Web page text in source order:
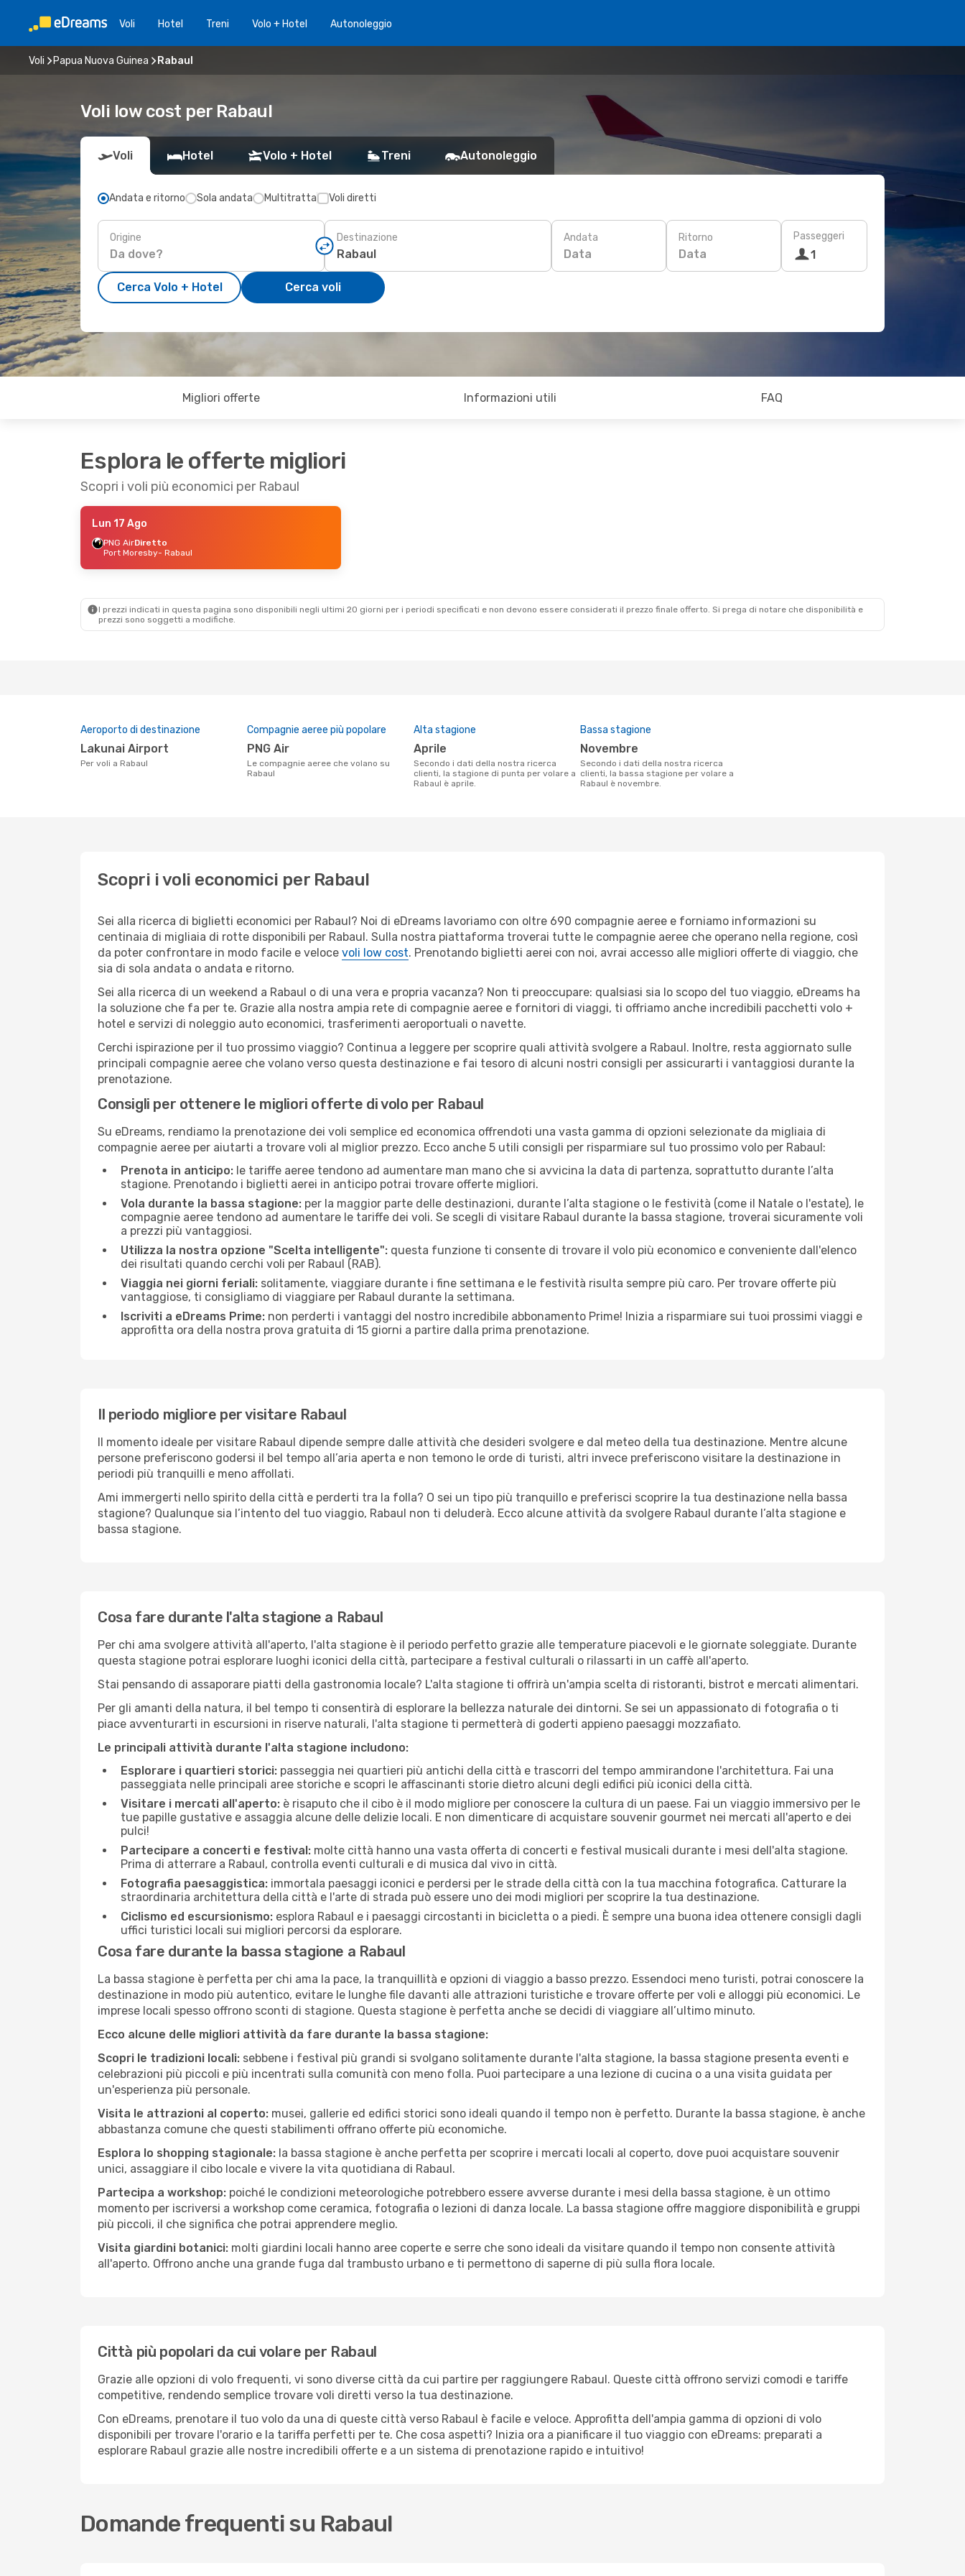
Voli Hotel Treni Volo + Hotel Autonoleggio
Voli Papua Nuova Guinea Rabaul
Voli low cost per Rabaul
Voli Hotel Volo + Hotel Treni Autonoleggio
Andata e ritorno Sola andata Multitratta Voli diretti
Origine Destinazione Andata
Data
Ritorno
Data
Passeggeri
1
Cerca Volo + Hotel Cerca voli
Migliori offerte Informazioni utili FAQ
Esplora le offerte migliori
Scopri i voli più economici per Rabaul
Lun 17 Ago
PNG AirDiretto
Port Moresby- Rabaul
I prezzi indicati in questa pagina sono disponibili negli ultimi 20 giorni per i periodi specificati e non devono essere considerati il ​​prezzo finale offerto. Si prega di notare che disponibilità e
prezzi sono soggetti a modifiche.
Aeroporto di destinazione
Lakunai Airport
Per voli a Rabaul
Compagnie aeree più popolare
PNG Air
Le compagnie aeree che volano su
Rabaul
Alta stagione
aprile
Secondo i dati della nostra ricerca
clienti, la stagione di punta per volare a
Rabaul è aprile.
Bassa stagione
novembre
Secondo i dati della nostra ricerca
clienti, la bassa stagione per volare a
Rabaul è novembre.
Scopri i voli economici per Rabaul
Sei alla ricerca di biglietti economici per Rabaul? Noi di eDreams lavoriamo con oltre 690 compagnie aeree e forniamo informazioni su
centinaia di migliaia di rotte disponibili per Rabaul. Sulla nostra piattaforma troverai tutte le compagnie aeree che operano nella regione, così
da poter confrontare in modo facile e veloce voli low cost. Prenotando biglietti aerei con noi, avrai accesso alle migliori offerte di viaggio, che
sia di sola andata o andata e ritorno.
Sei alla ricerca di un weekend a Rabaul o di una vera e propria vacanza? Non ti preoccupare: qualsiasi sia lo scopo del tuo viaggio, eDreams ha
la soluzione che fa per te. Grazie alla nostra ampia rete di compagnie aeree e fornitori di viaggi, ti offriamo anche incredibili pacchetti volo +
hotel e servizi di noleggio auto economici, trasferimenti aeroportuali o navette.
Cerchi ispirazione per il tuo prossimo viaggio? Continua a leggere per scoprire quali attività svolgere a Rabaul. Inoltre, resta aggiornato sulle
principali compagnie aeree che volano verso questa destinazione e fai tesoro di alcuni nostri consigli per assicurarti i vantaggiosi durante la
prenotazione.
Consigli per ottenere le migliori offerte di volo per Rabaul
Su eDreams, rendiamo la prenotazione dei voli semplice ed economica offrendoti una vasta gamma di opzioni selezionate da migliaia di
compagnie aeree per aiutarti a trovare voli al miglior prezzo. Ecco anche 5 utili consigli per risparmiare sul tuo prossimo volo per Rabaul:
Prenota in anticipo: le tariffe aeree tendono ad aumentare man mano che si avvicina la data di partenza, soprattutto durante l’alta
stagione. Prenotando i biglietti aerei in anticipo potrai trovare offerte migliori.
Vola durante la bassa stagione: per la maggior parte delle destinazioni, durante l’alta stagione o le festività (come il Natale o l'estate), le
compagnie aeree tendono ad aumentare le tariffe dei voli. Se scegli di visitare Rabaul durante la bassa stagione, troverai sicuramente voli
a prezzi più vantaggiosi.
Utilizza la nostra opzione "Scelta intelligente": questa funzione ti consente di trovare il volo più economico e conveniente dall'elenco
dei risultati quando cerchi voli per Rabaul (RAB).
Viaggia nei giorni feriali: solitamente, viaggiare durante i fine settimana e le festività risulta sempre più caro. Per trovare offerte più
vantaggiose, ti consigliamo di viaggiare per Rabaul durante la settimana.
Iscriviti a eDreams Prime: non perderti i vantaggi del nostro incredibile abbonamento Prime! Inizia a risparmiare sui tuoi prossimi viaggi e
approfitta ora della nostra prova gratuita di 15 giorni a partire dalla prima prenotazione.
Il periodo migliore per visitare Rabaul
Il momento ideale per visitare Rabaul dipende sempre dalle attività che desideri svolgere e dal meteo della tua destinazione. Mentre alcune
persone preferiscono godersi il bel tempo all’aria aperta e non temono le orde di turisti, altri invece preferiscono visitare la destinazione in
periodi più tranquilli e meno affollati.
Ami immergerti nello spirito della città e perderti tra la folla? O sei un tipo più tranquillo e preferisci scoprire la tua destinazione nella bassa
stagione? Qualunque sia l’intento del tuo viaggio, Rabaul non ti deluderà. Ecco alcune attività da svolgere Rabaul durante l’alta stagione e
bassa stagione.
Cosa fare durante l'alta stagione a Rabaul
Per chi ama svolgere attività all'aperto, l'alta stagione è il periodo perfetto grazie alle temperature piacevoli e le giornate soleggiate. Durante
questa stagione potrai esplorare luoghi iconici della città, partecipare a festival culturali o rilassarti in un caffè all'aperto.
Stai pensando di assaporare piatti della gastronomia locale? L'alta stagione ti offrirà un'ampia scelta di ristoranti, bistrot e mercati alimentari.
Per gli amanti della natura, il bel tempo ti consentirà di esplorare la bellezza naturale dei dintorni. Se sei un appassionato di fotografia o ti
piace avventurarti in escursioni in riserve naturali, l'alta stagione ti permetterà di goderti appieno paesaggi mozzafiato.
Le principali attività durante l'alta stagione includono:
Esplorare i quartieri storici: passeggia nei quartieri più antichi della città e trascorri del tempo ammirandone l'architettura. Fai una
passeggiata nelle principali aree storiche e scopri le affascinanti storie dietro alcuni degli edifici più iconici della città.
Visitare i mercati all'aperto: è risaputo che il cibo è il modo migliore per conoscere la cultura di un paese. Fai un viaggio immersivo per le
tue papille gustative e assaggia alcune delle delizie locali. E non dimenticare di acquistare souvenir gourmet nei mercati all'aperto e dei
pulci!
Partecipare a concerti e festival: molte città hanno una vasta offerta di concerti e festival musicali durante i mesi dell'alta stagione.
Prima di atterrare a Rabaul, controlla eventi culturali e di musica dal vivo in città.
Fotografia paesaggistica: immortala paesaggi iconici e perdersi per le strade della città con la tua macchina fotografica. Catturare la
straordinaria architettura della città e l'arte di strada può essere uno dei modi migliori per scoprire la tua destinazione.
Ciclismo ed escursionismo: esplora Rabaul e i paesaggi circostanti in bicicletta o a piedi. È sempre una buona idea ottenere consigli dagli
uffici turistici locali sui migliori percorsi da esplorare.
Cosa fare durante la bassa stagione a Rabaul
La bassa stagione è perfetta per chi ama la pace, la tranquillità e opzioni di viaggio a basso prezzo. Essendoci meno turisti, potrai conoscere la
destinazione in modo più autentico, evitare le lunghe file davanti alle attrazioni turistiche e trovare offerte per voli e alloggi più economici. Le
imprese locali spesso offrono sconti di stagione. Questa stagione è perfetta anche se decidi di viaggiare all’ultimo minuto.
Ecco alcune delle migliori attività da fare durante la bassa stagione:
Scopri le tradizioni locali: sebbene i festival più grandi si svolgano solitamente durante l'alta stagione, la bassa stagione presenta eventi e
celebrazioni più piccoli e più incentrati sulla comunità con meno folla. Puoi partecipare a una lezione di cucina o a una visita guidata per
un'esperienza più personale.
Visita le attrazioni al coperto: musei, gallerie ed edifici storici sono ideali quando il tempo non è perfetto. Durante la bassa stagione, è anche
abbastanza comune che questi stabilimenti offrano offerte più economiche.
Esplora lo shopping stagionale: la bassa stagione è anche perfetta per scoprire i mercati locali al coperto, dove puoi acquistare souvenir
unici, assaggiare il cibo locale e vivere la vita quotidiana di Rabaul.
Partecipa a workshop: poiché le condizioni meteorologiche potrebbero essere avverse durante i mesi della bassa stagione, è un ottimo
momento per iscriversi a workshop come ceramica, fotografia o lezioni di danza locale. La bassa stagione offre maggiore disponibilità e gruppi
più piccoli, il che significa che potrai apprendere meglio.
Visita giardini botanici: molti giardini locali hanno aree coperte e serre che sono ideali da visitare quando il tempo non consente attività
all'aperto. Offrono anche una grande fuga dal trambusto urbano e ti permettono di saperne di più sulla flora locale.
Città più popolari da cui volare per Rabaul
Grazie alle opzioni di volo frequenti, vi sono diverse città da cui partire per raggiungere Rabaul. Queste città offrono servizi comodi e tariffe
competitive, rendendo semplice trovare voli diretti verso la tua destinazione.
Con eDreams, prenotare il tuo volo da una di queste città verso Rabaul è facile e veloce. Approfitta dell'ampia gamma di opzioni di volo
disponibili per trovare l'orario e la tariffa perfetti per te. Che cosa aspetti? Inizia ora a pianificare il tuo viaggio con eDreams: preparati a
esplorare Rabaul grazie alle nostre incredibili offerte e a un sistema di prenotazione rapido e intuitivo!
Domande frequenti su Rabaul